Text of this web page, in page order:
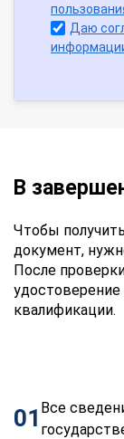
Даю
В
Чтобы
документ,
После
квалификации.
01 Все